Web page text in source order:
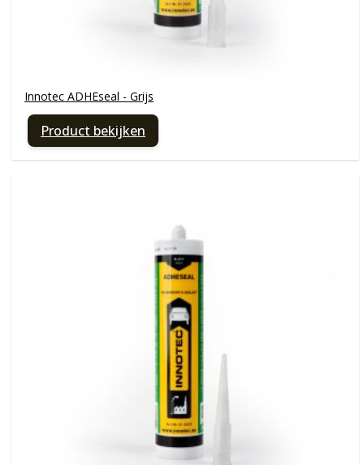
Innotec ADHEseal - Grijs
Product bekijken